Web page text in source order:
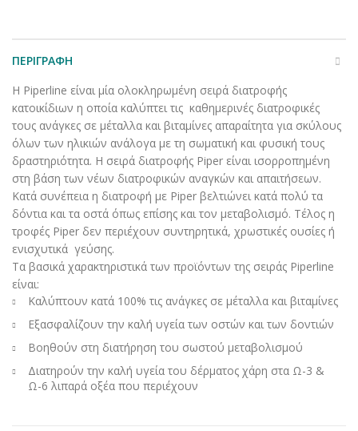
ΠΕΡΙΓΡΑΦΉ
Η Piperline είναι μία ολοκληρωμένη σειρά διατροφής
κατοικίδιων η οποία καλύπτει τις καθημερινές διατροφικές
τους ανάγκες σε μέταλλα και βιταμίνες απαραίτητα για σκύλους
όλων των ηλικιών ανάλογα με τη σωματική και φυσική τους
δραστηριότητα. Η σειρά διατροφής Piper είναι ισορροπημένη
στη βάση των νέων διατροφικών αναγκών και απαιτήσεων.
Κατά συνέπεια η διατροφή με Piper βελτιώνει κατά πολύ τα
δόντια και τα οστά όπως επίσης και τον μεταβολισμό. Τέλος η
τροφές Piper δεν περιέχουν συντηρητικά, χρωστικές ουσίες ή
ενισχυτικά γεύσης.
Τα βασικά χαρακτηριστικά των προϊόντων της σειράς Piperline
είναι:
Καλύπτουν κατά 100% τις ανάγκες σε μέταλλα και βιταμίνες
Εξασφαλίζουν την καλή υγεία των οστών και των δοντιών
Βοηθούν στη διατήρηση του σωστού μεταβολισμού
Διατηρούν την καλή υγεία του δέρματος χάρη στα Ω-3 &
Ω-6 λιπαρά οξέα που περιέχουν